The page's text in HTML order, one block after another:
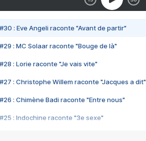
#30 : Eve Angeli raconte "Avant de partir"
#29 : MC Solaar raconte "Bouge de là"
#28 : Lorie raconte "Je vais vite"
#27 : Christophe Willem raconte "Jacques a dit"
#26 : Chimène Badi raconte "Entre nous"
#25 : Indochine raconte "3e sexe"